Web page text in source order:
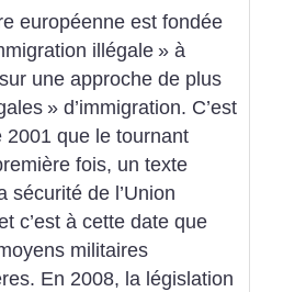
européenne est fondée
illégale » à
une approche de plus
» d’immigration. C’est
2001 que le tournant
fois, un texte
sécurité de l’Union
c’est à cette date que
militaires
En 2008, la législation